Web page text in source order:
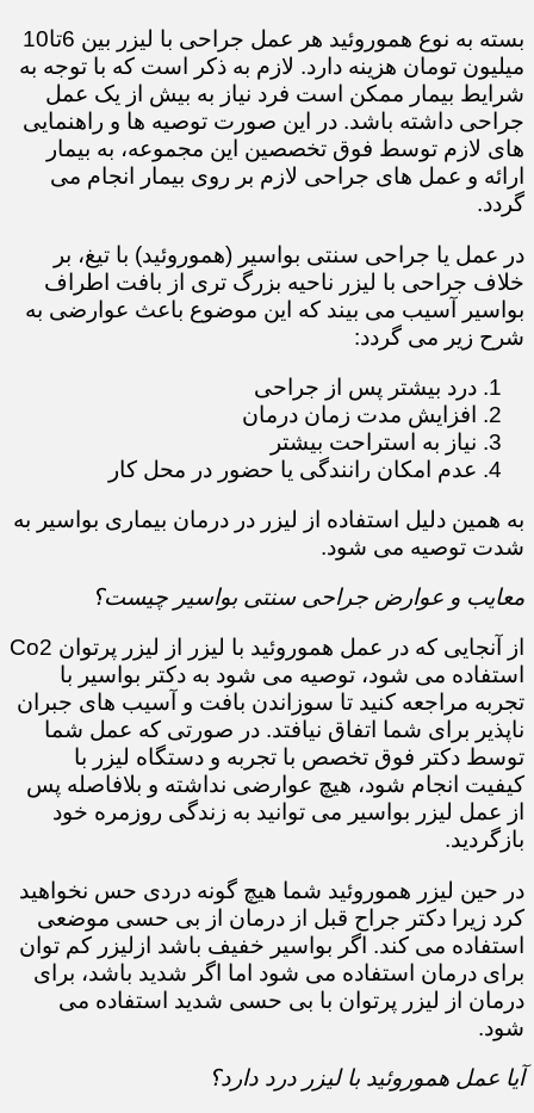
بسته به نوع هموروئید هر عمل جراحی با لیزر بین 6تا10
میلیون تومان هزینه دارد. لازم به ذکر است که با توجه به
شرایط بیمار ممکن است فرد نیاز به بیش از یک عمل
جراحی داشته باشد. در این صورت توصیه ها و راهنمایی
های لازم توسط فوق تخصصین این مجموعه، به بیمار
ارائه و عمل های جراحی لازم بر روی بیمار انجام می
گردد.
در عمل یا جراحی سنتی بواسیر (هموروئید) با تیغ، بر
خلاف جراحی با لیزر ناحیه بزرگ تری از بافت اطراف
بواسیر آسیب می بیند که این موضوع باعث عوارضی به
شرح زیر می گردد:
درد بیشتر پس از جراحی
افزایش مدت زمان درمان
نیاز به استراحت بیشتر
عدم امکان رانندگی یا حضور در محل کار
​​​​​​​به همین دلیل استفاده از لیزر در درمان بیماری بواسیر به
شدت توصیه می شود.
معایب و عوارض جراحی سنتی بواسیر چیست؟
از آنجایی که در عمل هموروئید با لیزر از لیزر پرتوان Co2
استفاده می شود، توصیه می شود به دکتر بواسیر با
تجربه مراجعه کنید تا سوزاندن بافت و آسیب های جبران
ناپذیر برای شما اتفاق نیافتد. در صورتی که عمل شما
توسط دکتر فوق تخصص با تجربه و دستگاه لیزر با
کیفیت انجام شود، هیچ عوارضی نداشته و بلافاصله پس
از عمل لیزر بواسیر می توانید به زندگی روزمره خود
بازگردید.
در حین لیزر هموروئید شما هیچ گونه دردی حس نخواهید
کرد زیرا دکتر جراح قبل از درمان از بی حسی موضعی
استفاده می کند. اگر بواسیر خفیف باشد ازلیزر کم توان
برای درمان استفاده می شود اما اگر شدید باشد، برای
درمان از لیزر پرتوان با بی حسی شدید استفاده می
شود.
آیا عمل هموروئید با لیزر درد دارد؟